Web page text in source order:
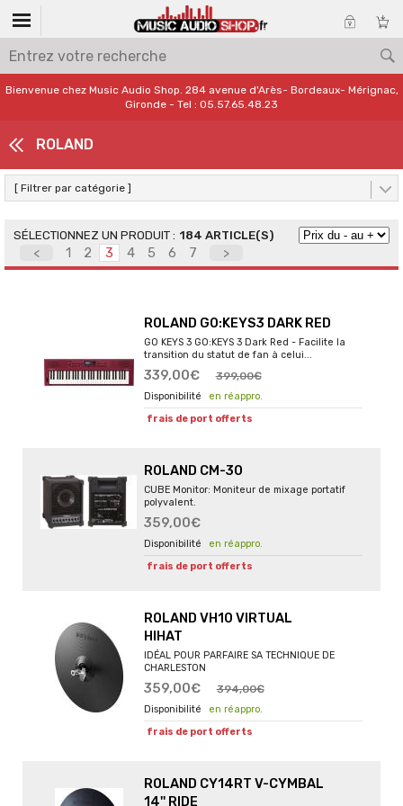
Bienvenue chez Music Audio Shop. 284 avenue d'Arès- Bordeaux- Mérignac,
Gironde - Tel : 05.57.65.48.23
ROLAND
[ Filtrer par catégorie ]
184 ARTICLE(S)
< 1 2 3 4 5 6 7 >
ROLAND GO:KEYS3 DARK RED
GO KEYS 3 GO:KEYS 3 Dark Red - Facilite la
transition du statut de fan à celui...
339,00€ 399,00€
en réappro.
frais de port offerts
ROLAND CM-30
CUBE Monitor: Moniteur de mixage portatif
polyvalent.
359,00€
en réappro.
frais de port offerts
ROLAND VH10 VIRTUAL
HIHAT
IDÉAL POUR PARFAIRE SA TECHNIQUE DE
CHARLESTON
359,00€ 394,00€
en réappro.
frais de port offerts
ROLAND CY14RT V-CYMBAL
14'' RIDE